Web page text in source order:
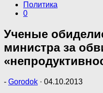
Политика
0
Ученые
министра за
- Gorodok · 04.10.2013